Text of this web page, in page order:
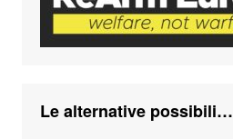
Le alternative possibili…